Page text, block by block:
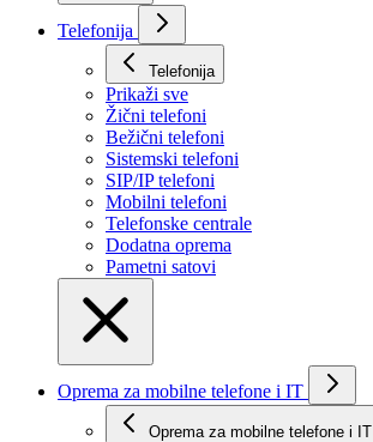
Telefonija
Telefonija
Prikaži svе
Žični telefoni
Bežični telefoni
Sistemski telefoni
SIP/IP telefoni
Mobilni telefoni
Telefonske centrale
Dodatna oprema
Pametni satovi
Oprema za mobilne telefone i IT
Oprema za mobilne telefone i IT